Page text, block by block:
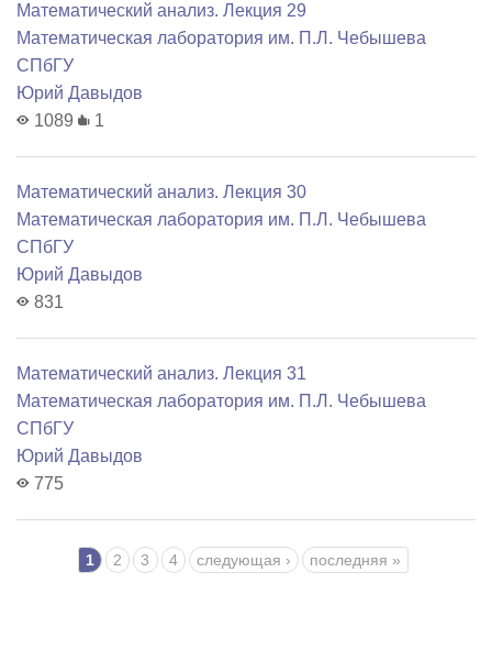
Математический анализ. Лекция 29
Математичеcкая лаборатория им. П.Л. Чебышева
СПбГУ
Юрий Давыдов
1089
1
Математический анализ. Лекция 30
Математичеcкая лаборатория им. П.Л. Чебышева
СПбГУ
Юрий Давыдов
831
Математический анализ. Лекция 31
Математичеcкая лаборатория им. П.Л. Чебышева
СПбГУ
Юрий Давыдов
775
Страницы
1 2 3 4 следующая › последняя »